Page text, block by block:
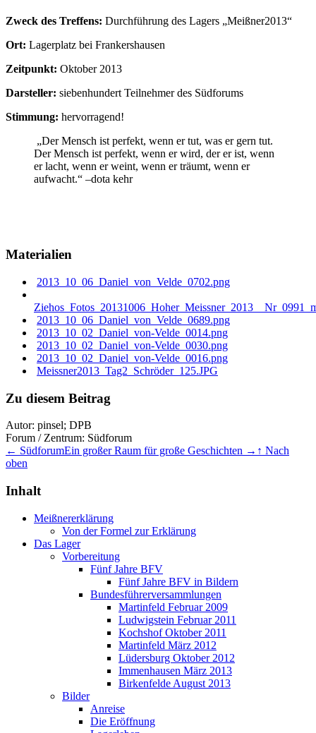
Zweck des Treffens: Durchführung des Lagers „Meißner2013“
Ort: Lagerplatz bei Frankershausen
Zeitpunkt: Oktober 2013
Darsteller: siebenhundert Teilnehmer des Südforums
Stimmung: hervorragend!
„Der Mensch ist perfekt, wenn er tut, was er gern tut.
Der Mensch ist perfekt, wenn er wird, der er ist, wenn
er lacht, wenn er weint, wenn er träumt, wenn er
aufwacht.“ –dota kehr
Materialien
2013_10_06_Daniel_von_Velde_0702.png
2013_10_06_Daniel_von_Velde_0689.png
2013_10_02_Daniel_von-Velde_0014.png
2013_10_02_Daniel_von-Velde_0030.png
2013_10_02_Daniel_von-Velde_0016.png
Meissner2013_Tag2_Schröder_125.JPG
Zu diesem Beitrag
Autor: pinsel; DPB
Forum / Zentrum: Südforum
← SüdforumEin großer Raum für große Geschichten → ↑ Nach
oben
Inhalt
Meißnererklärung
Von der Formel zur Erklärung
Das Lager
Vorbereitung
Fünf Jahre BFV
Fünf Jahre BFV in Bildern
Bundesführerversammlungen
Martinfeld Februar 2009
Ludwigstein Februar 2011
Kochshof Oktober 2011
Martinfeld März 2012
Lüdersburg Oktober 2012
Immenhausen März 2013
Birkenfelde August 2013
Bilder
Anreise
Die Eröffnung